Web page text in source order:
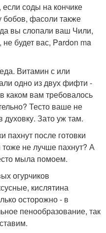
соды на кончике
бобов, фасоли также
вы слопали ваш Чили,
будет вас, Pardon ma
Витамин с или
одно из двух фифти -
каком вам требовалось
Тесто ваше не
духовку. Зато уж там.
пахнут после готовки
не лучше пахнут? А
мыла помоем.
огурчиков
кислятина
осторожно - в
пенообразование, так